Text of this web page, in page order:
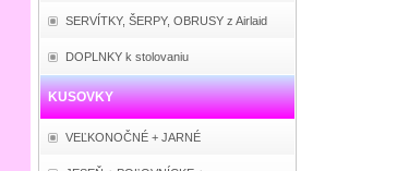
SERVÍTKY, ŠERPY, OBRUSY z Airlaid
DOPLNKY k stolovaniu
KUSOVKY
VEĽKONOČNÉ + JARNÉ